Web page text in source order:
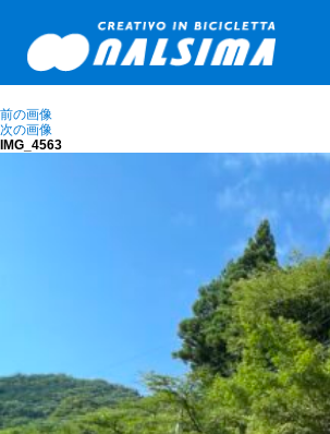
前の画像
次の画像
IMG_4563